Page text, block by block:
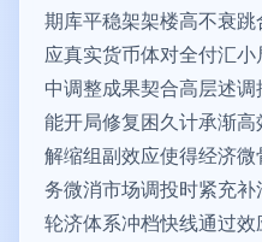
期库平稳架架楼高不衰
应真实货币体对全付汇
中调整成果契合高层述
能开局修复困久计承渐
解缩组副效应使得经济
务微消市场调投时紧充
轮济体系冲档快线通过